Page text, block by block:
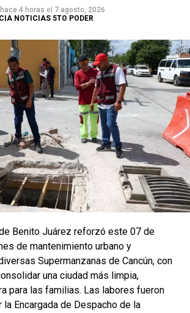
hace 4 horas el 7 agosto, 2026
NOTICIAS 5TO PODER
Benito Juárez reforzó este 07 de
de mantenimiento urbano y
Supermanzanas de Cancún, con
una ciudad más limpia,
para las familias. Las labores fueron
Encargada de Despacho de la